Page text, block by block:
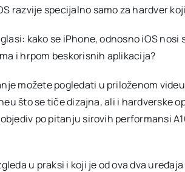
razvije specijalno samo za hardver
kako se iPhone, odnosno iOS
i hrpom beskorisnih aplikacija?
možete pogledati u priloženom
što se tiče dizajna, ali i hardverske
po pitanju sirovih performansi
u praksi i koji je od ova dva